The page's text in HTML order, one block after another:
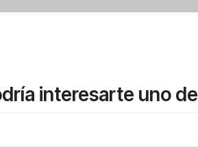
interesarte uno